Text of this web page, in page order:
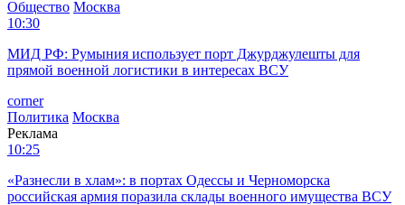
Общество Москва
10:30
МИД РФ: Румыния использует порт Джурджулешты для
прямой военной логистики в интересах ВСУ
corner
Политика Москва
Реклама
10:25
«Разнесли в хлам»: в портах Одессы и Черноморска
российская армия поразила склады военного имущества ВСУ